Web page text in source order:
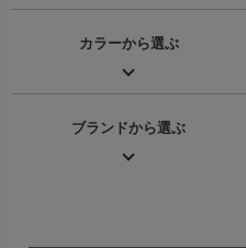
カラーから選ぶ
ブランドから選ぶ